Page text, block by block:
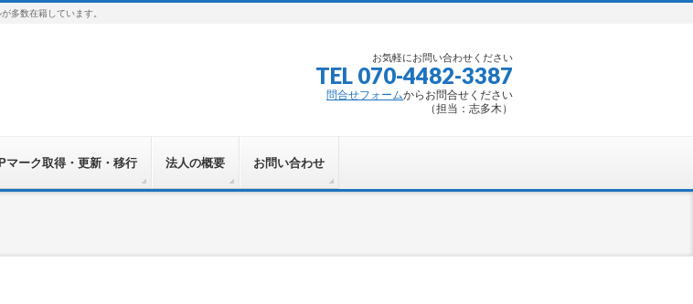
多数在籍しています。
お気軽にお問い合わせください
TEL 070-4482-3387
問合せフォームからお問合せください
（担当：志多木）
Pマーク取得・更新・移行 法人の概要 お問い合わせ